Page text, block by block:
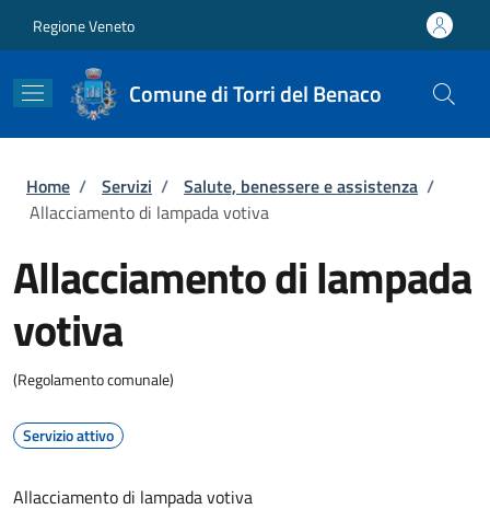
Regione Veneto
Comune di Torri del Benaco
Briciole di pane
Home / Servizi / Salute, benessere e assistenza /
Allacciamento di lampada votiva
Allacciamento di lampada
votiva
(Regolamento comunale)
Servizio attivo
Allacciamento di lampada votiva